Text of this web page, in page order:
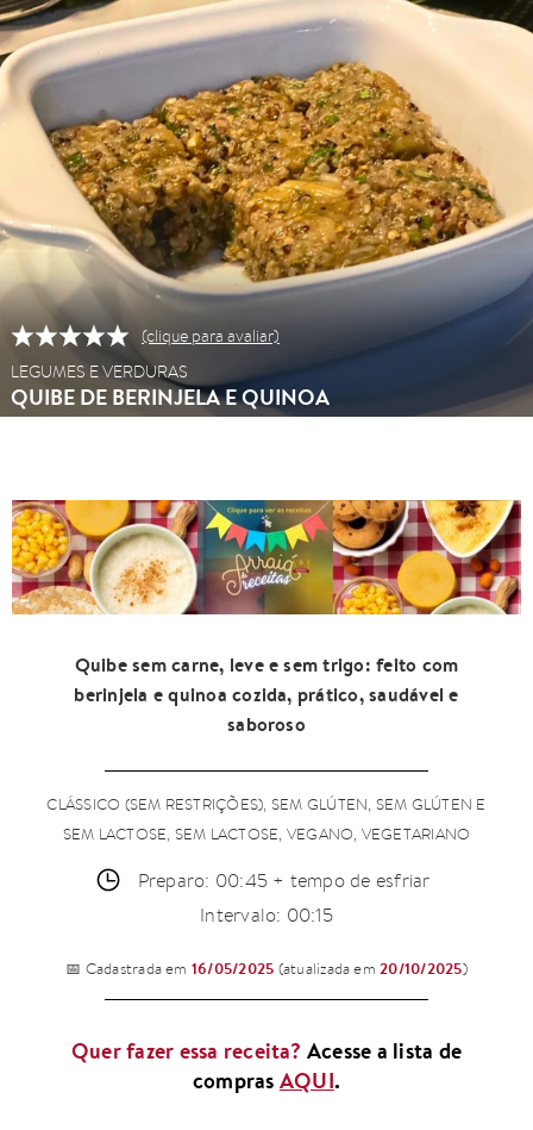
(clique para avaliar)
LEGUMES E VERDURAS
QUIBE DE BERINJELA E QUINOA
Quibe sem carne, leve e sem trigo: feito com
berinjela e quinoa cozida, prático, saudável e
saboroso
CLÁSSICO (SEM RESTRIÇÕES), SEM GLÚTEN, SEM GLÚTEN E
SEM LACTOSE, SEM LACTOSE, VEGANO, VEGETARIANO
Preparo: 00:45 + tempo de esfriar
Intervalo: 00:15
📅 Cadastrada em 16/05/2025 (atualizada em20/10/2025)
Quer fazer essa receita? Acesse a lista de
compras AQUI.